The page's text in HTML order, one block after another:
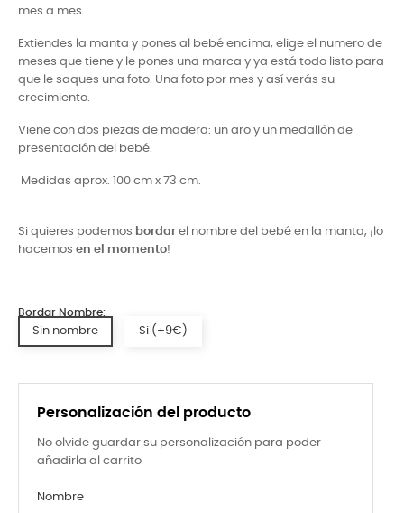
mes a mes.
Extiendes la manta y pones al bebé encima, elige el numero de
meses que tiene y le pones una marca y ya está todo listo para
que le saques una foto. Una foto por mes y así verás su
crecimiento.
Viene con dos piezas de madera: un aro y un medallón de
presentación del bebé.
Medidas aprox. 100 cm x 73 cm.
Si quieres podemos bordar el nombre del bebé en la manta, ¡lo
hacemos en el momento!
Personalización del producto
No olvide guardar su personalización para poder
añadirla al carrito
Nombre
Bordar Nombre:
Sin nombre Si (+9€)